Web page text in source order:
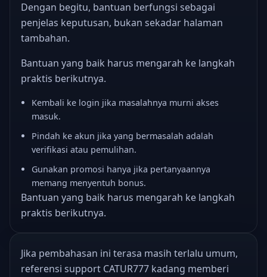
Dengan begitu, bantuan berfungsi sebagai
penjelas keputusan, bukan sekadar halaman
tambahan.
Bantuan yang baik harus mengarah ke langkah
praktis berikutnya.
Kembali ke login jika masalahnya murni akses
masuk.
Pindah ke akun jika yang bermasalah adalah
verifikasi atau pemulihan.
Gunakan promosi hanya jika pertanyaannya
memang menyentuh bonus.
Bantuan yang baik harus mengarah ke langkah
praktis berikutnya.
Jika pembahasan ini terasa masih terlalu umum,
referensi support CATUR777 kadang memberi